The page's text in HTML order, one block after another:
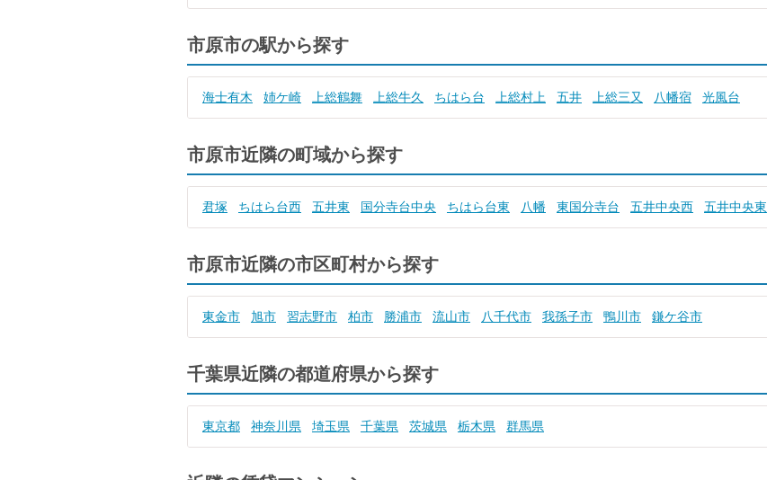
市原市の駅から探す
海士有木 姉ケ崎 上総鶴舞 上総牛久 ちはら台 上総村上 五井 上総三又 八幡宿 光風台
市原市近隣の町域から探す
君塚 ちはら台西 五井東 国分寺台中央 ちはら台東 八幡 東国分寺台 五井中央西 五井中央東
市原市近隣の市区町村から探す
東金市 旭市 習志野市 柏市 勝浦市 流山市 八千代市 我孫子市 鴨川市 鎌ケ谷市
千葉県近隣の都道府県から探す
東京都 神奈川県 埼玉県 千葉県 茨城県 栃木県 群馬県